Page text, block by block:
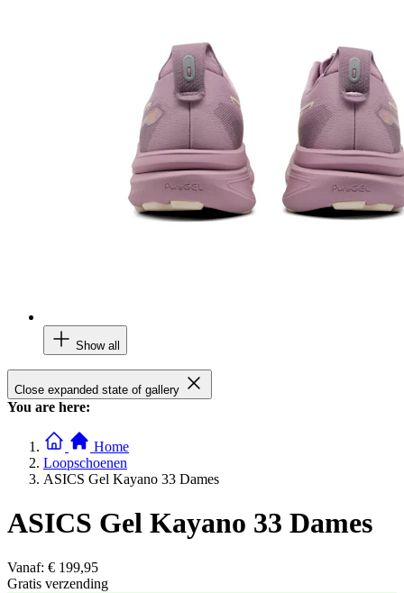
Show all
Close expanded state of gallery
You are here:
Home
Loopschoenen
ASICS Gel Kayano 33 Dames
ASICS Gel Kayano 33 Dames
Vanaf: € 199,95
Gratis verzending